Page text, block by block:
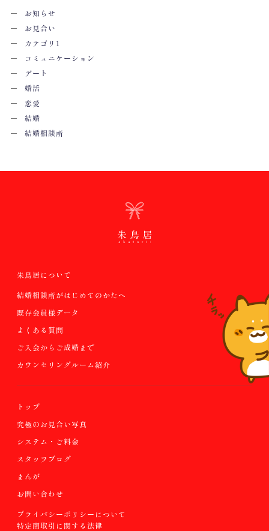
お知らせ
お見合い
カテゴリ1
コミュニケーション
デート
婚活
恋愛
結婚
結婚相談所
朱鳥居について
結婚相談所がはじめてのかたへ
既存会員様データ
よくある質問
ご入会からご成婚まで
カウンセリングルーム紹介
トップ
究極のお見合い写真
システム・ご料金
スタッフブログ
まんが
お問い合わせ
プライバシーポリシーについて
特定商取引に関する法律